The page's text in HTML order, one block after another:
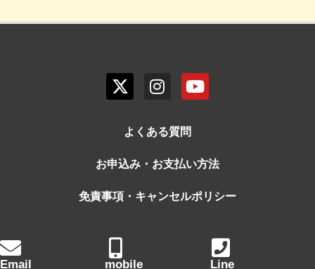
よくある質問
お申込み・お支払い方法
免責事項・キャンセルポリシー
Email mobile Line